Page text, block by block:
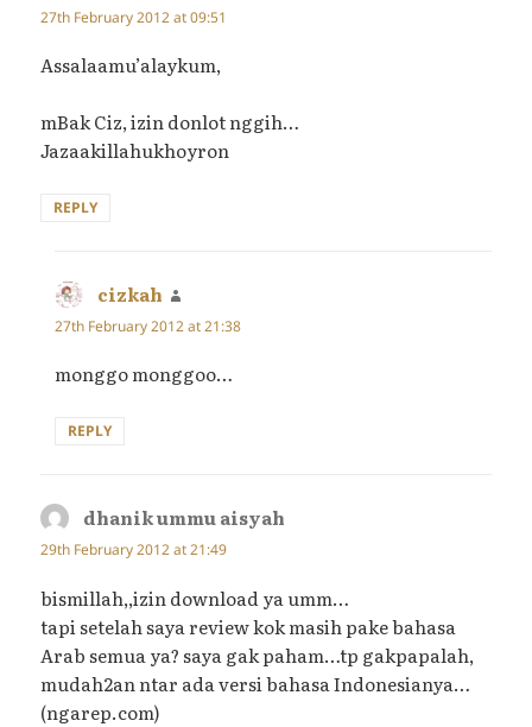
27th February 2012 at 09:51
Assalaamu’alaykum,
mBak Ciz, izin donlot nggih…
Jazaakillahukhoyron
REPLY
cizkah
27th February 2012 at 21:38
monggo monggoo…
REPLY
dhanik ummu aisyah
29th February 2012 at 21:49
bismillah,,izin download ya umm…
tapi setelah saya review kok masih pake bahasa
Arab semua ya? saya gak paham…tp gakpapalah,
mudah2an ntar ada versi bahasa Indonesianya…
(ngarep.com)